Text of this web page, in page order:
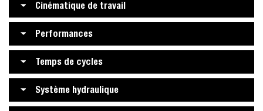
Cinématique de travail
Performances
Temps de cycles
Système hydraulique